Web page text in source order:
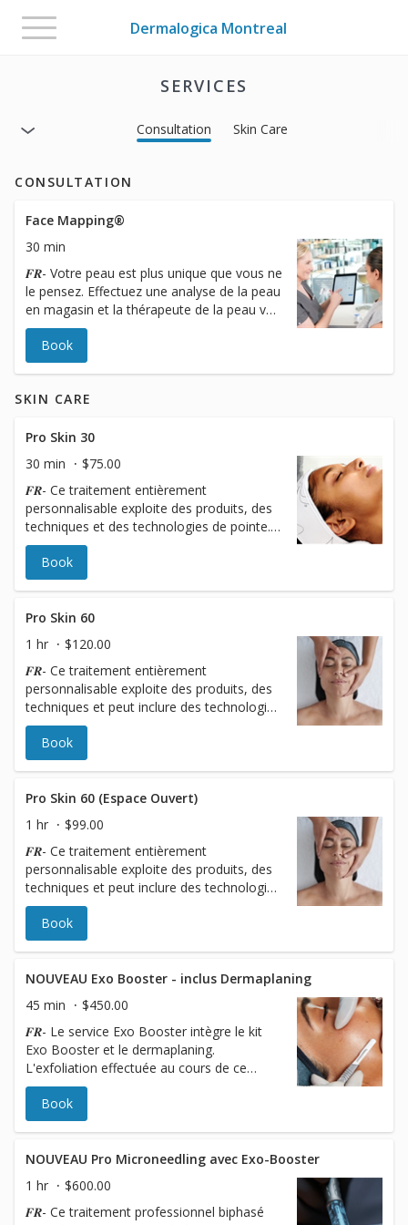
Dermalogica Montreal
Toggle
navigation
SERVICES
Consultation Skin Care
CONSULTATION
Face Mapping®
30 min
𝑭𝑹- Votre peau est plus unique que vous ne
le pensez. Effectuez une analyse de la peau
en magasin et la thérapeute de la peau va
identifier les meilleurs produits et routines
pour atteindre vos objectifs. 𝑬𝑵- Your skin
is more unique than you think.Have a skin
Skin Therapist to identify the best products
goals.
Book
SKIN CARE
Pro Skin 30
30 min
$75.00
𝑭𝑹- Ce traitement entièrement
personnalisable exploite des produits, des
techniques et des technologies de pointe.
Votre professionnel en soins de la peau
utilisera une approche modulaire unique
pour booster votre peau à chaque étape.
utilizes advanced products, techniques, and
technologies. Your Skin Therapist will use a
unique modular approach to boost your
skin with every step.
Book
Pro Skin 60
1 hr
$120.00
𝑭𝑹- Ce traitement entièrement
personnalisable exploite des produits, des
techniques et peut inclure des technologies
de pointe. Votre professionnel en soins de
la peau utilisera une approche modulaire
unique pour booster votre peau à chaque
treatment utilizes advanced products,
techniques, and may include enhanced
technologies. Your Skin Therapist will use a
unique modular approach to boost your
skin with every step.
Book
Pro Skin 60 (Espace Ouvert)
1 hr
$99.00
𝑭𝑹- Ce traitement entièrement
personnalisable exploite des produits, des
techniques et peut inclure des technologies
de pointe. Votre professionnel en soins de
la peau utilisera une approche modulaire
unique pour booster votre peau à chaque
treatment utilizes advanced products,
techniques, and may include enhanced
technologies. Your Skin Therapist will use a
unique modular approach to boost your
skin with every step.
Book
NOUVEAU Exo Booster - inclus Dermaplaning
45 min
$450.00
𝑭𝑹- Le service Exo Booster intègre le kit
Exo Booster et le dermaplaning.
L'exfoliation effectuée au cours de ce
service prépare la peau à ce qu'Exo
Booster pénètre en profondeur dans la
barrière cutanée, favorisant ainsi le
Booster integrates with the exfoliation of
Dermaplaning and prepares the skin for
Exo Booster to penetrate deep into the
skin’s barrier promoting cell rejuvenation.
Book
NOUVEAU Pro Microneedling avec Exo-Booster
1 hr
$600.00
𝑭𝑹- Ce traitement professionnel biphasé